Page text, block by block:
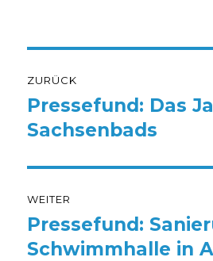
ZURÜCK
Vorheriger
Beitrag:
Pressefund: Das
Sachsenbads
WEITER
Nächster
Beitrag:
Pressefund:
Schwimmhalle in